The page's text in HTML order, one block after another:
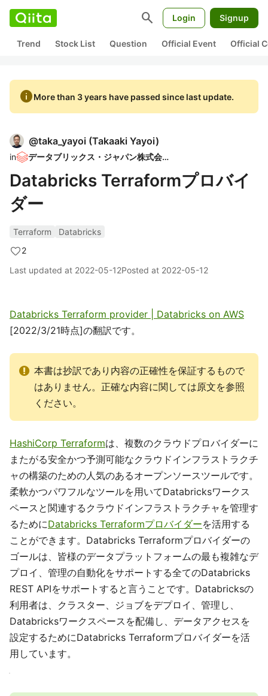
search Login Signup
Trend Stock List Question Official Event Official
infoMore than 3 years have passed since last update.
@taka_yayoi (Takaaki Yayoi)
in データブリックス・ジャパン株式会社
Databricks Terraformプロバイ
ダー
Terraform
Databricks
2
Last updated at 2022-05-12Posted at 2022-05-12
Databricks Terraform provider | Databricks on AWS
[2022/3/21時点]の翻訳です。
本書は抄訳であり内容の正確性を保証するもので
はありません。正確な内容に関しては原文を参照
ください。
HashiCorp Terraformは、複数のクラウドプロバイダーに
またがる安全かつ予測可能なクラウドインフラストラクチ
ャの構築のための人気のあるオープンソースツールです。
柔軟かつパワフルなツールを用いてDatabricksワークス
ペースと関連するクラウドインフラストラクチャを管理す
るためにDatabricks Terraformプロバイダーを活用する
ことができます。Databricks Terraformプロバイダーの
ゴールは、皆様のデータプラットフォームの最も複雑なデ
プロイ、管理の自動化をサポートする全てのDatabricks
REST APIをサポートすると言うことです。Databricksの
利用者は、クラスター、ジョブをデプロイ、管理し、
Databricksワークスペースを配備し、データアクセスを
設定するためにDatabricks Terraformプロバイダーを活
用しています。